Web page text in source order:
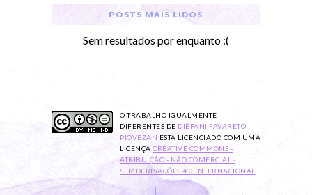
POSTS MAIS LIDOS
Sem resultados por enquanto :(
O TRABALHO IGUALMENTE
DIFERENTES DE DIÉFANI FAVARETO
PIOVEZAN ESTÁ LICENCIADO COM UMA
LICENÇA CREATIVE COMMONS -
ATRIBUIÇÃO - NÃO COMERCIAL -
SEMDERIVAÇÕES 4.0 INTERNACIONAL